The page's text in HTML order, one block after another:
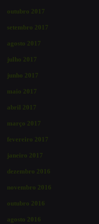
outubro 2017
setembro 2017
agosto 2017
julho 2017
junho 2017
maio 2017
abril 2017
março 2017
fevereiro 2017
janeiro 2017
dezembro 2016
novembro 2016
outubro 2016
agosto 2016